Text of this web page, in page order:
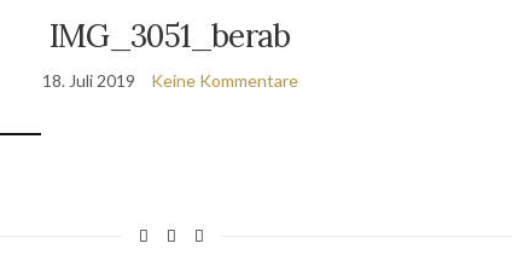
IMG_3051_berab
18. Juli 2019 Keine Kommentare